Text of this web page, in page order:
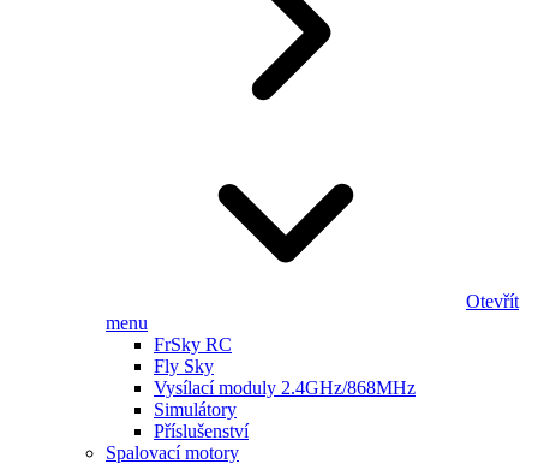
Otevřít
menu
FrSky RC
Fly Sky
Vysílací moduly 2.4GHz/868MHz
Simulátory
Příslušenství
Spalovací motory